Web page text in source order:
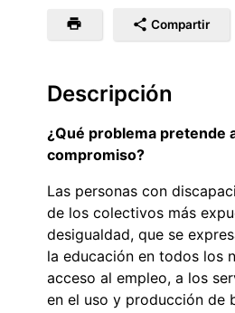
Compartir
Descripción
¿Qué problema pretende
compromiso?
Las personas con
de los colectivos más
desigualdad, que se
la educación en todos los
acceso al empleo, a los
en el uso y producción de